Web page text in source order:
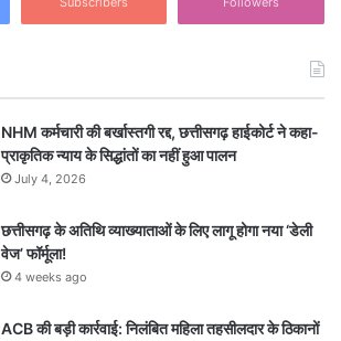
NHM कर्मचारी की बर्खास्तगी रद्द, छत्तीसगढ़ हाईकोर्ट ने कहा-
प्राकृतिक न्याय के सिद्धांतों का नहीं हुआ पालन
July 4, 2026
छत्तीसगढ़ के अतिथि व्याख्याताओं के लिए लागू होगा नया ‘डेली
वेज’ फॉर्मूला!
4 weeks ago
ACB की बड़ी कार्रवाई: निलंबित महिला तहसीलदार के ठिकानों